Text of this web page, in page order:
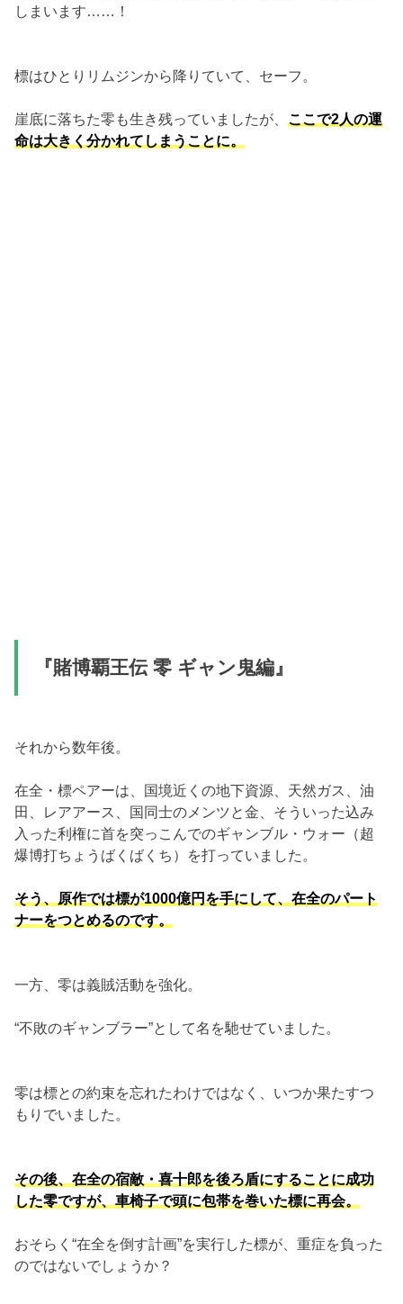
しまいます……！
標はひとりリムジンから降りていて、セーフ。
崖底に落ちた零も生き残っていましたが、 ここで2人の運
命は大きく分かれてしまうことに。
『賭博覇王伝 零 ギャン鬼編』
それから数年後。
在全・標ペアーは、国境近くの地下資源、天然ガス、油
田、レアアース、国同士のメンツと金、そういった込み
入った利権に首を突っこんでのギャンブル・ウォー（超
爆博打ちょうばくばくち）を打っていました。
そう、原作では標が1000億円を手にして、在全のパート
ナーをつとめるのです。
一方、零は義賊活動を強化。
“不敗のギャンブラー”として名を馳せていました。
零は標との約束を忘れたわけではなく、いつか果たすつ
もりでいました。
その後、在全の宿敵・喜十郎を後ろ盾にすることに成功
した零ですが、車椅子で頭に包帯を巻いた標に再会。
おそらく“在全を倒す計画”を実行した標が、重症を負った
のではないでしょうか？